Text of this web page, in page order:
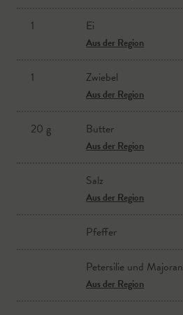
1 Ei
Aus der Region
1 Zwiebel
Aus der Region
20 g Butter
Aus der Region
Salz
Aus der Region
Pfeffer
Petersilie und Majoran
Aus der Region